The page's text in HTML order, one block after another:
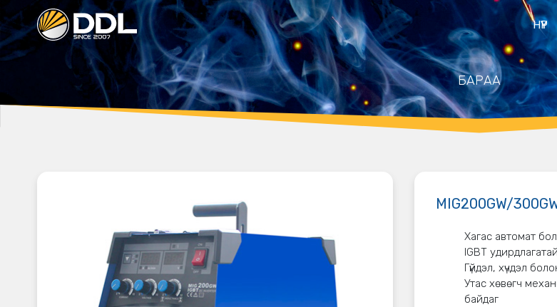
НҮҮР
БАРАА
MIG200GW/
Хагас автомат
IGBT удирдлагатай
Гүйдэл, хүчдэл
Утас хөвөгч
байдаг